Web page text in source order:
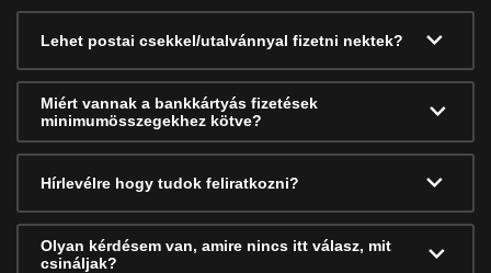
Lehet postai csekkel/utalvánnyal fizetni nektek?
Miért vannak a bankkártyás fizetések
minimumösszegekhez kötve?
Hírlevélre hogy tudok feliratkozni?
Olyan kérdésem van, amire nincs itt válasz, mit
csináljak?